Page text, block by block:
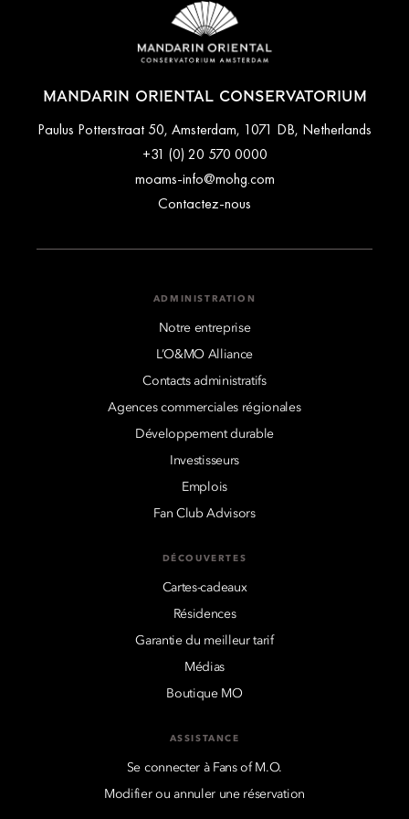
Le Lounge est ouvert tous les jours de 10 h 00 à 23 h 00, et
sert le thé traditionnel du jeudi au dimanche.
MANDARIN ORIENTAL CONSERVATORIUM
Paulus Potterstraat 50, Amsterdam, 1071 DB, Netherlands
+31 (0) 20 570 0000
moams-info@mohg.com
Contactez-nous
ADMINISTRATION
Notre entreprise
L’O&MO Alliance
Contacts administratifs
Agences commerciales régionales
Développement durable
Investisseurs
Emplois
Fan Club Advisors
DÉCOUVERTES
Cartes-cadeaux
Résidences
Garantie du meilleur tarif
Médias
Boutique MO
ASSISTANCE
Se connecter à Fans of M.O.
Modifier ou annuler une réservation